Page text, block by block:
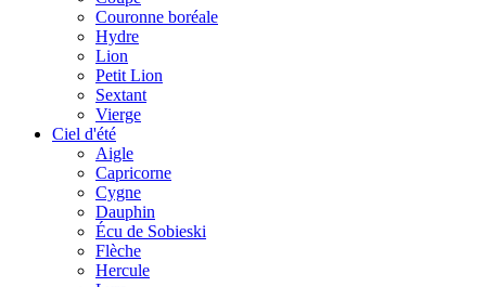
Couronne boréale
Hydre
Lion
Petit Lion
Sextant
Vierge
Ciel d'été
Aigle
Capricorne
Cygne
Dauphin
Écu de Sobieski
Flèche
Hercule